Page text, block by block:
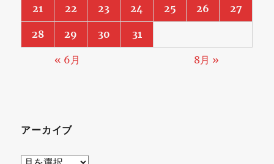
21 22 23 24 25 26 27
28 29 30 31
« 6月 8月 »
アーカイブ
ア